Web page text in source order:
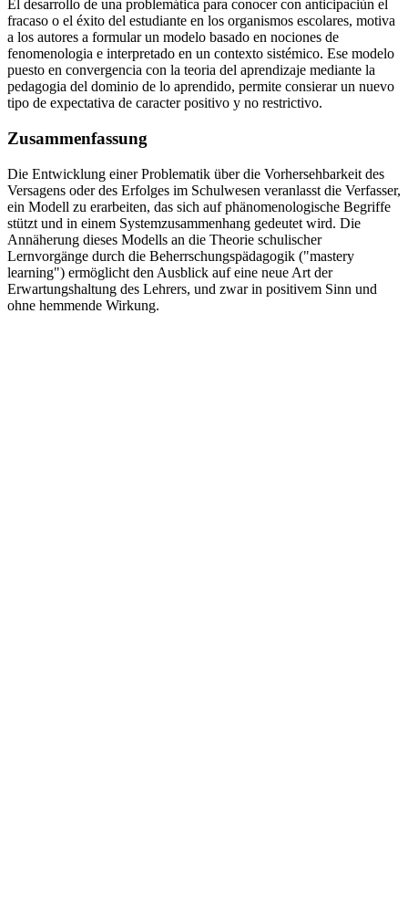
El desarrollo de una problemática para conocer con anticipaciùn el
fracaso o el éxito del estudiante en los organismos escolares, motiva
a los autores a formular un modelo basado en nociones de
fenomenologia e interpretado en un contexto sistémico. Ese modelo
puesto en convergencia con la teoria del aprendizaje mediante la
pedagogia del dominio de lo aprendido, permite consierar un nuevo
tipo de expectativa de caracter positivo y no restrictivo.
Zusammenfassung
Die Entwicklung einer Problematik über die Vorhersehbarkeit des
Versagens oder des Erfolges im Schulwesen veranlasst die Verfasser,
ein Modell zu erarbeiten, das sich auf phänomenologische Begriffe
stützt und in einem Systemzusammenhang gedeutet wird. Die
Annäherung dieses Modells an die Theorie schulischer
Lernvorgänge durch die Beherrschungspädagogik ("mastery
learning") ermöglicht den Ausblick auf eine neue Art der
Erwartungshaltung des Lehrers, und zwar in positivem Sinn und
ohne hemmende Wirkung.